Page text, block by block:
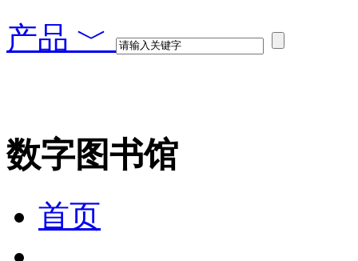
产品 ﹀
数字图书馆
首页